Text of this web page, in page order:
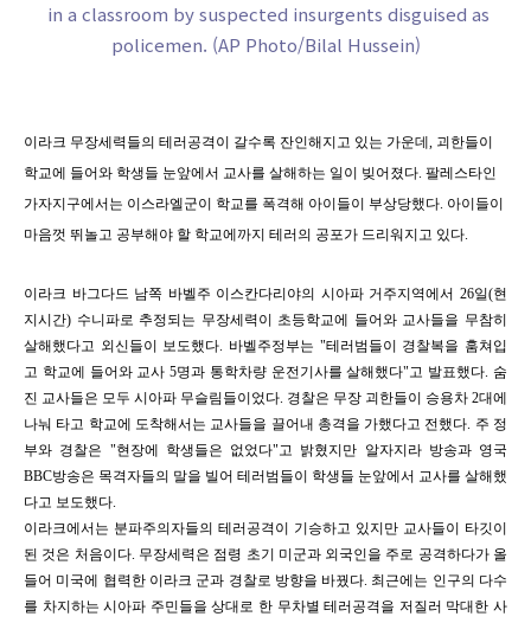
in a classroom by suspected insurgents disguised as
policemen. (AP Photo/Bilal Hussein)
이라크 무장세력들의 테러공격이 갈수록 잔인해지고 있는 가운데, 괴한들이
학교에 들어와 학생들 눈앞에서 교사를 살해하는 일이 빚어졌다. 팔레스타인
가자지구에서는 이스라엘군이 학교를 폭격해 아이들이 부상당했다. 아이들이
마음껏 뛰놀고 공부해야 할 학교에까지 테러의 공포가 드리워지고 있다.
이라크 바그다드 남쪽 바벨주 이스칸다리야의 시아파 거주지역에서 26일(현
지시간) 수니파로 추정되는 무장세력이 초등학교에 들어와 교사들을 무참히
살해했다고 외신들이 보도했다. 바벨주정부는 "테러범들이 경찰복을 훔쳐입
고 학교에 들어와 교사 5명과 통학차량 운전기사를 살해했다"고 발표했다. 숨
진 교사들은 모두 시아파 무슬림들이었다. 경찰은 무장 괴한들이 승용차 2대에
나눠 타고 학교에 도착해서는 교사들을 끌어내 총격을 가했다고 전했다. 주 정
부와 경찰은 "현장에 학생들은 없었다"고 밝혔지만 알자지라 방송과 영국
BBC방송은 목격자들의 말을 빌어 테러범들이 학생들 눈앞에서 교사를 살해했
다고 보도했다.
이라크에서는 분파주의자들의 테러공격이 기승하고 있지만 교사들이 타깃이
된 것은 처음이다. 무장세력은 점령 초기 미군과 외국인을 주로 공격하다가 올
들어 미국에 협력한 이라크 군과 경찰로 방향을 바꿨다. 최근에는 인구의 다수
를 차지하는 시아파 주민들을 상대로 한 무차별 테러공격을 저질러 막대한 사